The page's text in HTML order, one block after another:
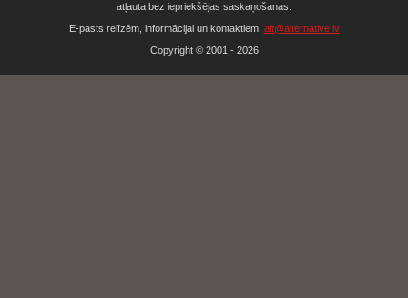
atļauta bez iepriekšējas saskaņošanas.
E-pasts relīzēm, informācijai un kontaktiem: alt@alternative.lv
Copyright © 2001 - 2026